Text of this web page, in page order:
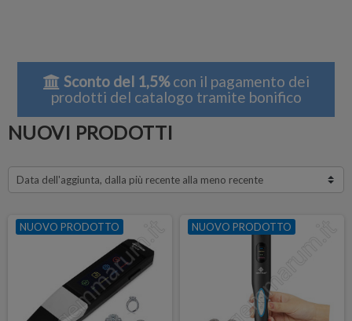
Sconto del 1,5%con il pagamento dei
prodotti del catalogo tramite bonifico
NUOVI PRODOTTI
Data dell'aggiunta, dalla più recente alla meno recente
NUOVO PRODOTTO NUOVO PRODOTTO